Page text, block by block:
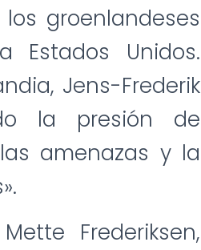
groenlandeses
Unidos.
Jens-Frederik
la presión de
amenazas y la
Frederiksen,